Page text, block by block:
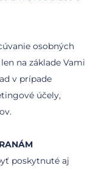
osobných
na základe Vami
v prípade
účely,
poskytnuté aj